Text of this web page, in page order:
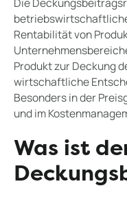
Rentabilität von
Produkt zur Deckung
wirtschaftliche
Besonders in der
und im
Was ist